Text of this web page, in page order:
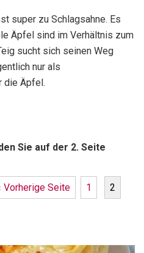
super zu Schlagsahne. Es
Äpfel sind im Verhältnis zum
sucht sich seinen Weg
nur als
die Äpfel.
Sie auf der 2. Seite
Vorherige Seite 1 2